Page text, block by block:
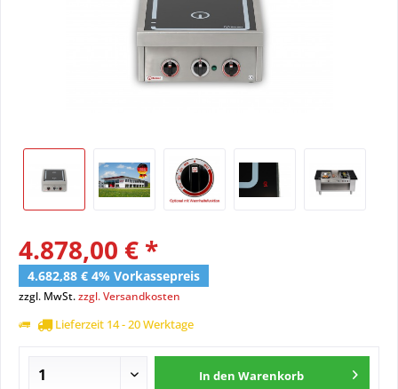
4.878,00 € *
4.682,88 € 4% Vorkassepreis
zzgl. MwSt.zzgl. Versandkosten
Lieferzeit 14 - 20 Werktage
In den Warenkorb